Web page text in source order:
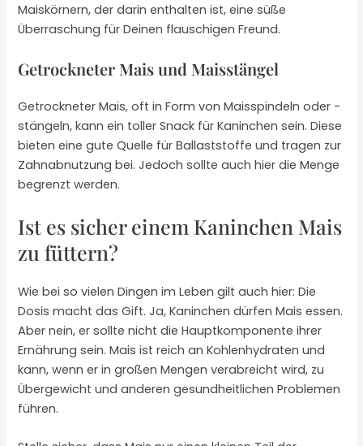
Maiskörnern, der darin enthalten ist, eine süße
Überraschung für Deinen flauschigen Freund.
Getrockneter Mais und Maisstängel
Getrockneter Mais, oft in Form von Maisspindeln oder -
stängeln, kann ein toller Snack für Kaninchen sein. Diese
bieten eine gute Quelle für Ballaststoffe und tragen zur
Zahnabnutzung bei. Jedoch sollte auch hier die Menge
begrenzt werden.
Ist es sicher einem Kaninchen Mais
zu füttern?
Wie bei so vielen Dingen im Leben gilt auch hier: Die
Dosis macht das Gift. Ja, Kaninchen dürfen Mais essen.
Aber nein, er sollte nicht die Hauptkomponente ihrer
Ernährung sein. Mais ist reich an Kohlenhydraten und
kann, wenn er in großen Mengen verabreicht wird, zu
Übergewicht und anderen gesundheitlichen Problemen
führen.